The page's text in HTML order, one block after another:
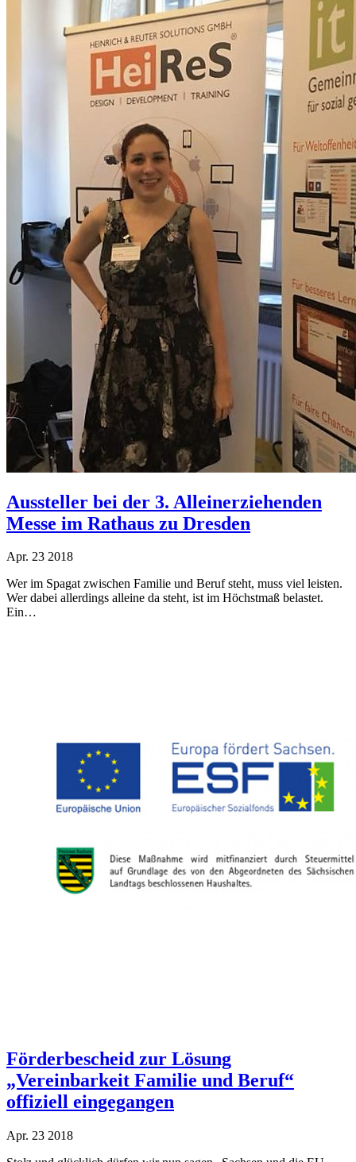
Aussteller bei der 3. Alleinerziehenden
Messe im Rathaus zu Dresden
Apr. 23 2018
Wer im Spagat zwischen Familie und Beruf steht, muss viel leisten.
Wer dabei allerdings alleine da steht, ist im Höchstmaß belastet.
Ein…
Förderbescheid zur Lösung
„Vereinbarkeit Familie und Beruf“
offiziell eingegangen
Apr. 23 2018